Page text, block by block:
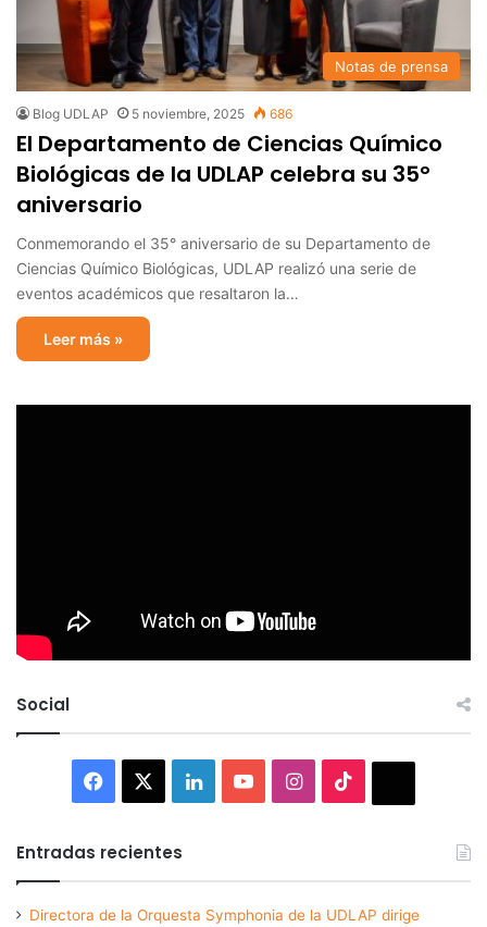
Notas de prensa
Blog UDLAP 5 noviembre, 2025 686
El Departamento de Ciencias Químico
Biológicas de la UDLAP celebra su 35°
aniversario
Conmemorando el 35° aniversario de su Departamento de
Ciencias Químico Biológicas, UDLAP realizó una serie de
eventos académicos que resaltaron la…
Leer más »
Social
Facebook LinkedInYouTubeInstagram
Entradas recientes
Directora de la Orquesta Symphonia de la UDLAP dirige